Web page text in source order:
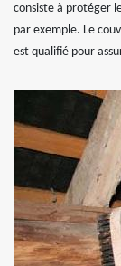
consiste à protéger
par exemple. Le
est qualifié pour